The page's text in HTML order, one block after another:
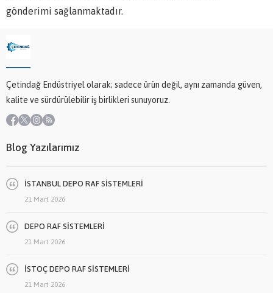
gönderimi sağlanmaktadır.
Çetindağ Endüstriyel olarak; sadece ürün değil, aynı zamanda güven,
kalite ve sürdürülebilir iş birlikleri sunuyoruz.
Blog Yazılarımız
İSTANBUL DEPO RAF SİSTEMLERİ
21 Mart 2026
DEPO RAF SİSTEMLERİ
21 Mart 2026
İSTOÇ DEPO RAF SİSTEMLERİ
21 Mart 2026